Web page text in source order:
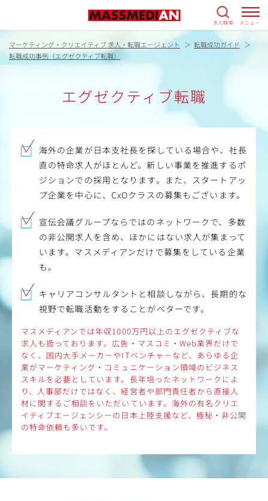
求人検索 メニュー
マーケティング・クリエイティブ 求人・転職エージェント
転職成功ガイド
転職成功事例（エグゼクティブ転職）
エグゼクティブ転職
海外の企業が日本支社長を探している場合や、社長
直の特命求人がほとんど。新しい事業を推進するポ
ジションでの採用となります。また、スタートアッ
プ企業を中心に、CxOクラスの募集もございます。
宣伝会議グループならではのネットワークで、多数
の非公開求人を含め、ほかにはない求人が集まって
います。マスメディアンだけで募集をしている企業
も。
キャリアコンサルタントと相談しながら、長期的な
視野で転職活動をすることがベターです。
マスメディアンでは年収1000万円以上のエグゼクティブな
求人も扱っております。広告・マスコミ・Web業界だけで
なく、国内大手メーカーやITベンチャーなど、あらゆる企
業がマーケティング・コミュニケーション領域のビジネス
スキルを必要としています。長年培ったネットワークによ
り、人事部だけではなく、経営者や部門責任者から直接人
材に関するご相談をいただいています。海外の有名クリエ
イティブエージェンシーの日本上陸支援など、極秘・非公開
の特命依頼も多いです。